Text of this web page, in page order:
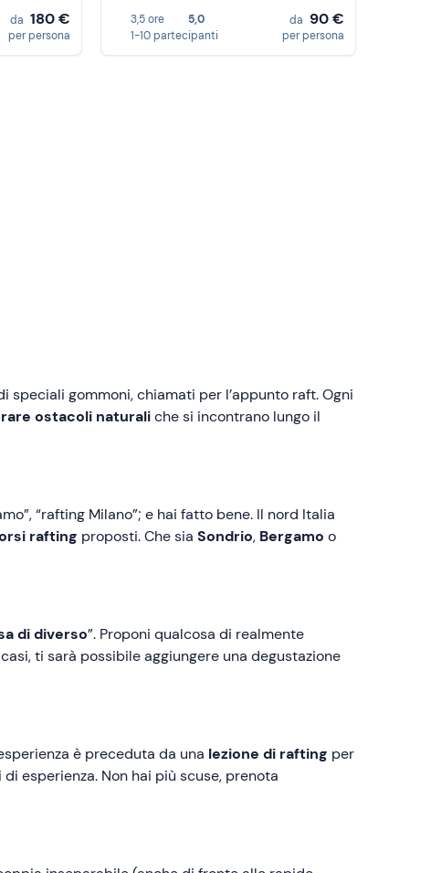
da 180 €
per persona
3,5 ore
5,0
1-10 partecipanti
da 90 €
per persona
gommoni, chiamati per l’appunto raft. Ogni
ostacoli naturaliche si incontrano lungo il
“rafting Milano”; e hai fatto bene. Il nord Italia
rafting proposti. Che sia Sondrio, Bergamo o
di diverso”. Proponi qualcosa di realmente
ti sarà possibile aggiungere una degustazione
è preceduta da una lezione di rafting per
esperienza. Non hai più scuse, prenota